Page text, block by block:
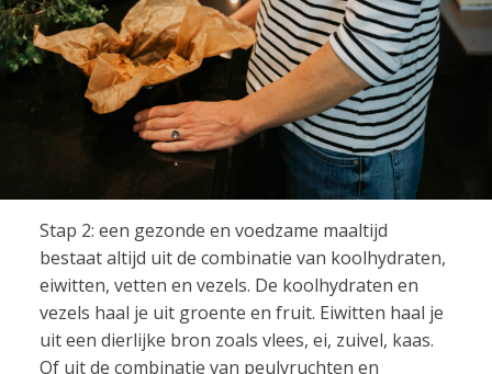
Stap 2: een gezonde en voedzame maaltijd
bestaat altijd uit de combinatie van koolhydraten,
eiwitten, vetten en vezels. De koolhydraten en
vezels haal je uit groente en fruit. Eiwitten haal je
uit een dierlijke bron zoals vlees, ei, zuivel, kaas.
Of uit de combinatie van peulvruchten en